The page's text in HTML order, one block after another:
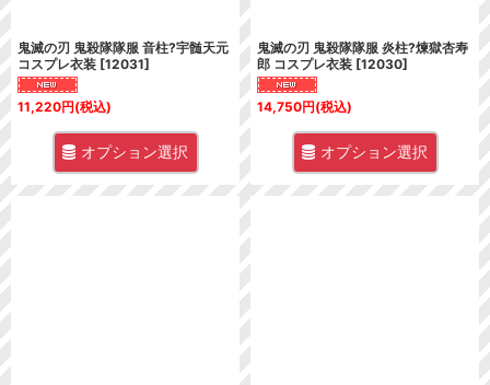
鬼滅の刃 鬼殺隊隊服 音柱?宇髄天元
コスプレ衣装 [12031]
11,220円(税込)
オプション選択
鬼滅の刃 鬼殺隊隊服 炎柱?煉獄杏寿
郎 コスプレ衣装 [12030]
14,750円(税込)
オプション選択